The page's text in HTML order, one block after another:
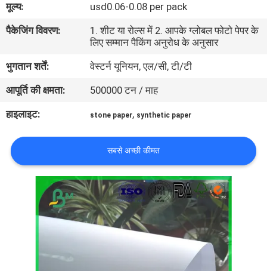
कारखाने
का
दौरा
गुणवत्ता
नियंत्रण
हमसे
समाचार
मूल्य:
usd0.06-0.08 per pack
पैकेजिंग विवरण:
1. शीट या रोल्स में 2. आपके ग्लोबल फोटो पेपर के
लिए सम्मान पैकिंग अनुरोध के अनुसार
भुगतान शर्तें:
वेस्टर्न यूनियन, एल/सी, टी/टी
आपूर्ति की क्षमता:
500000 टन / माह
हाइलाइट:
stone paper, synthetic paper
सबसे अच्छी कीमत